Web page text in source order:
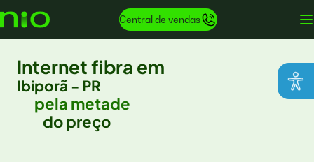
Central de vendas
Internet fibra em
Ibiporã - PR
pela metade
do preço